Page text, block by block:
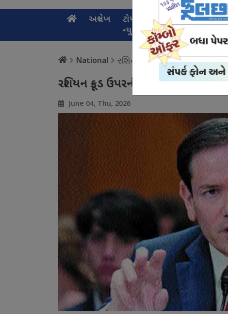
અગ્રલેખ
ટોપ
ન્યુઝ
નેશનલ
ન્યુઝ
સ્પોર્ટ
National રશિયન ક્રૂડ ઉપરની છૂટ
રશિયન ક્રૂડ ઉપરની છૂટ જલ્દી ખતમ
June 04, Thu, 2026